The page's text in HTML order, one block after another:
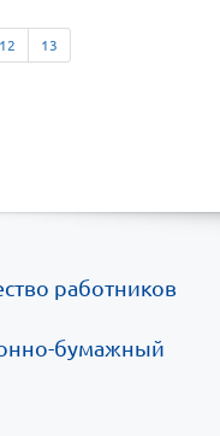
12 13
работников
бумажный